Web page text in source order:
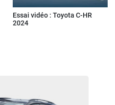
Essai vidéo : Toyota C-HR
2024